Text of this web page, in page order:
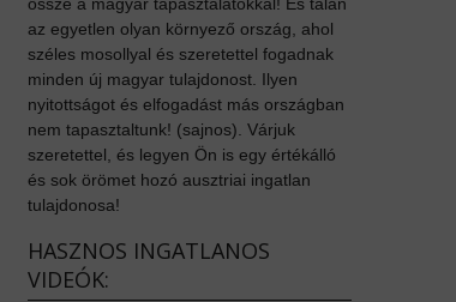
az egyetlen olyan környező ország, ahol
széles mosollyal és szeretettel fogadnak
minden új magyar tulajdonost. Ilyen
nyitottságot és elfogadást más országban
nem tapasztaltunk! (sajnos). Várjuk
szeretettel, és legyen Ön is egy értékálló
és sok örömet hozó ausztriai ingatlan
tulajdonosa!
HASZNOS INGATLANOS
VIDEÓK: